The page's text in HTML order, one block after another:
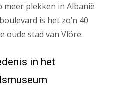
meer plekken in Albanië
is het zo’n 40
oude stad van Vlöre.
in het